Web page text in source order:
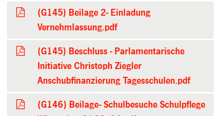
(G145) Beilage 2- Einladung
Vernehmlassung.pdf
(G145) Beschluss - Parlamentarische
Initiative Christoph Ziegler
Anschubfinanzierung Tagesschulen.pdf
(G146) Beilage- Schulbesuche Schulpflege